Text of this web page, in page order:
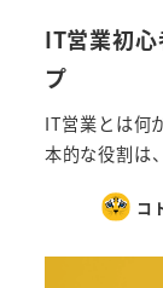
IT営業初
プ
IT営業とは
本的な役割は
コ